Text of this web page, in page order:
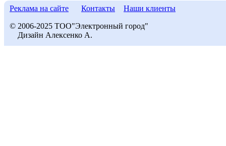
Реклама на сайте Контакты Наши клиенты
© 2006-2025 ТОО"Электронный город"
Дизайн Алексенко А.